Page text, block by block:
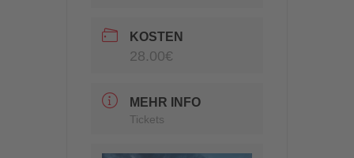
KOSTEN
28.00€
MEHR INFO
Tickets